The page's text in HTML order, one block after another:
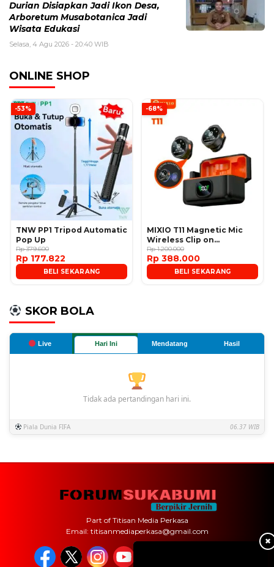
Durian Disiapkan Jadi Ikon Desa,
Arboretum Musabotanica Jadi
Wisata Edukasi
Selasa, 4 Agu 2026 - 20:40 WIB
ONLINE SHOP
-53%
TNW PP1 Tripod Automatic
Pop Up
Rp 379.600
Rp 177.822
BELI SEKARANG
-68%
MIXIO T11 Magnetic Mic
Wireless Clip on
Microphone
Rp 1.200.000
Rp 388.000
BELI SEKARANG
SKOR BOLA
Live Hari Ini Mendatang Hasil
Tidak ada pertandingan hari ini.
Piala Dunia FIFA 06.37 WIB
✖
Part of Titisan Media Perkasa
Email: titisanmediaperkasa@gmail.com